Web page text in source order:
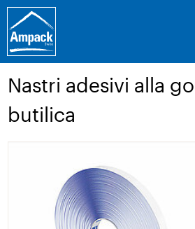
Ampack - Gli esperti in involucri edilizi.
1946.»Prodotti Tecnica d’incollaggio
adesivi alla gomma butilica
Nastri adesivi alla
butilica